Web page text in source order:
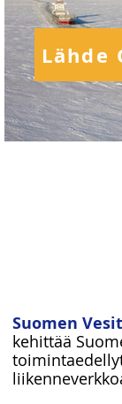
Lähde
Suomen
kehittää